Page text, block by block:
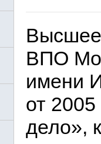
Высшее
ВПО
имени
от
дело»,